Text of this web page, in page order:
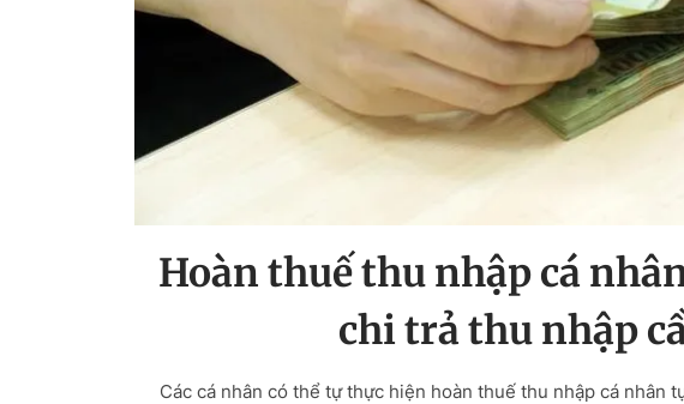
Hoàn thuế thu nhập cá
chi trả thu nhập
Các cá nhân có thể tự thực hiện hoàn thuế thu nhập cá nhân